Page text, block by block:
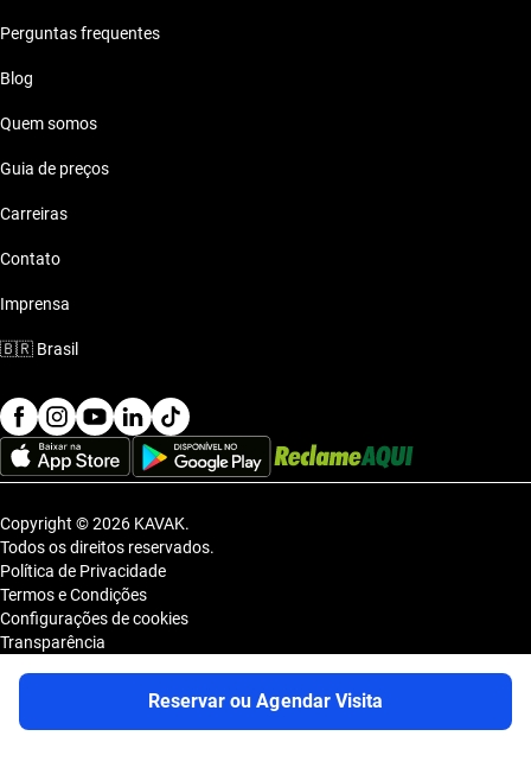
Reservar ou Agendar Visita
Perguntas frequentes
Blog
Quem somos
Guia de preços
Carreiras
Contato
Imprensa
🇧🇷 Brasil
Copyright © 2026 KAVAK.
Todos os direitos reservados.
Política de Privacidade
Termos e Condições
Configurações de cookies
Transparência
KAVAK TECNOLOGIA E COMERCIO DE VEICULOS LTDA., inscrita no
CNPJ sob o nº 36.740.390/0001-83, com sede na Estrada dos Alpes, nº